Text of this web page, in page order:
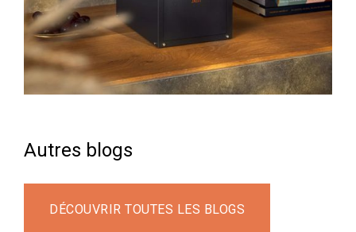
Autres blogs
DÉCOUVRIR TOUTES LES BLOGS